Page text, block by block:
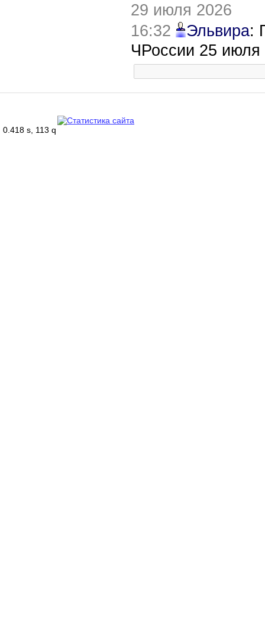
29 июля 2026
16:32
Эльвира:
ЧРоссии 25 июля
0.418 s, 113 q